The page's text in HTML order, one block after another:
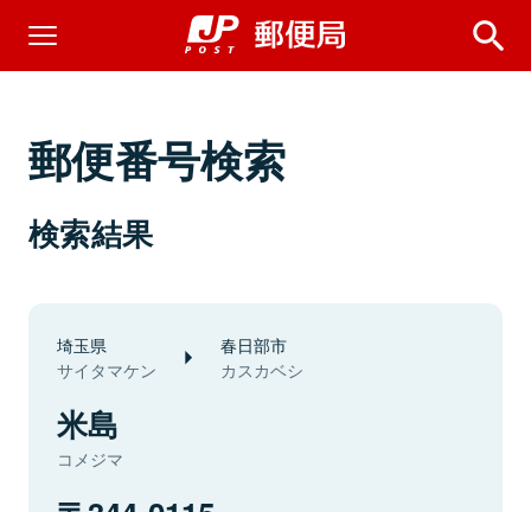
郵便番号検索
検索結果
埼玉県
サイタマケン
春日部市
カスカベシ
米島
コメジマ